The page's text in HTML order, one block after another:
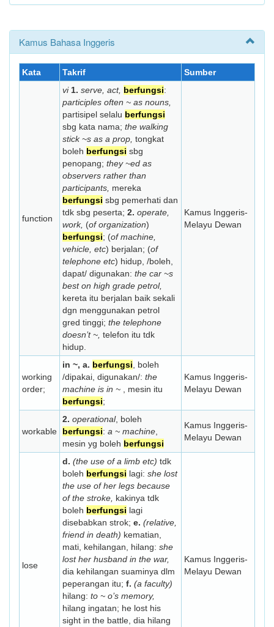
Kamus Bahasa Inggeris
Kata Takrif Sumber
function
vi 1. serve, act, berfungsi:
participles often ~ as nouns,
partisipel selalu berfungsi
sbg kata nama; the walking
stick ~s as a prop, tongkat
boleh berfungsi sbg
penopang; they ~ed as
observers rather than
participants, mereka
berfungsi sbg pemerhati dan
tdk sbg peserta; 2. operate,
work, (of organization)
berfungsi; (of machine,
vehicle, etc) berjalan; (of
telephone etc) hidup, /boleh,
dapat/ digunakan: the car ~s
best on high grade petrol,
kereta itu berjalan baik sekali
dgn menggunakan petrol
gred tinggi; the telephone
doesn’t ~, telefon itu tdk
hidup.
Kamus Inggeris-
Melayu Dewan
working
order;
in ~, a. berfungsi , boleh
/dipakai, digunakan/: the
machine is in ~ , mesin itu
berfungsi;
Kamus Inggeris-
Melayu Dewan
workable
2. operational, boleh
berfungsi: a ~ machine
mesin yg boleh berfungsi
Kamus Inggeris-
Melayu Dewan
lose
d. (the use of a limb etc) tdk
boleh berfungsi lagi: she lost
the use of her legs because
of the stroke, kakinya tdk
boleh berfungsi lagi
disebabkan strok; e. (relative,
friend in death) kematian,
mati, kehilangan, hilang: she
lost her husband in the war,
dia kehilangan suaminya dlm
peperangan itu; f. (a faculty)
hilang: to ~ o’s memory,
hilang ingatan; he lost his
sight in the battle, dia hilang
Kamus Inggeris-
Melayu Dewan